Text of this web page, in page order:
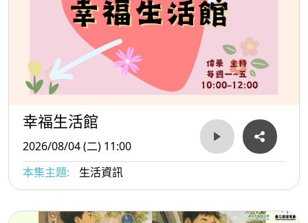
幸福生活館
2026/08/04 (二) 11:00
本集主題:
生活資訊